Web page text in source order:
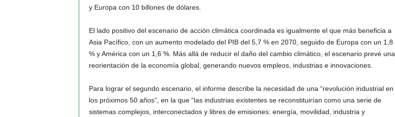
y Europa con 10 billones de dólares.
El lado positivo del escenario de acción climática coordinada es igualmente el que más beneficia a
Asia Pacífico, con un aumento modelado del PIB del 5,7 % en 2070, seguido de Europa con un 1,8
% y América con un 1,6 %. Más allá de reducir el daño del cambio climático, el escenario prevé una
reorientación de la economía global, generando nuevos empleos, industrias e innovaciones.
Para lograr el segundo escenario, el informe describe la necesidad de una “revolución industrial en
los próximos 50 años”, en la que “las industrias existentes se reconstituirían como una serie de
sistemas complejos, interconectados y libres de emisiones: energía, movilidad, industria y